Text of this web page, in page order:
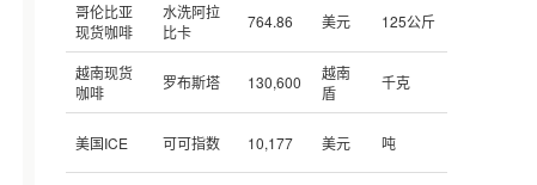
哥伦比亚
现货咖啡
水洗阿拉
比卡
764.86 美元 125公斤
越南现货
咖啡
罗布斯塔 130,600
越南
盾
千克
美国ICE 可可指数 10,177 美元 吨